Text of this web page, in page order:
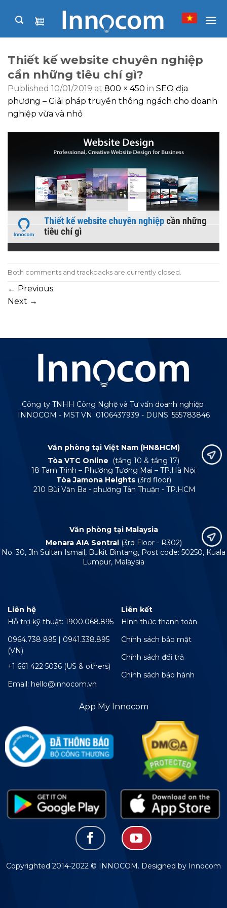
Thiết kế website chuyên nghiệp
cần những tiêu chí gì?
Published 10/01/2019 at 800 × 450 in SEO địa
phương – Giải pháp truyền thông ngách cho doanh
nghiệp vừa và nhỏ
Both comments and trackbacks are currently closed.
← Previous
Next →
Công ty TNHH Công Nghệ và Tư vấn doanh nghiệp
INNOCOM - MST VN: 0106437939 - DUNS: 555783846
Văn phòng tại Việt Nam (HN&HCM)
Tòa VTC Online
(tầng 10 & tầng 17)
18 Tam Trinh – Phường Tương Mai – TP.Hà Nội
Tòa Jamona Heights (3rd floor)
210 Bùi Văn Ba - phường Tân Thuận - TP.HCM
Văn phòng tại Malaysia
Menara AIA Sentral (3rd Floor - R302)
No. 30, Jln Sultan Ismail, Bukit Bintang, Post code: 50250, Kuala
Lumpur, Malaysia
Liên hệ
Hỗ trợ kỹ thuật: 1900.068.895
0964.738 895 | 0941.338.895
(VN)
+1 661 422 5036 (US & others)
Email: hello@innocom.vn
Liên kết
Hình thức thanh toán
Chính sách bảo mật
Chính sách đổi trả
Chính sách bảo hành
App My Innocom
Copyrighted 2014-2022 © INNOCOM. Designed by Innocom